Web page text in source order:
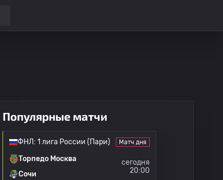
Популярные матчи
ФНЛ: 1 лига России (Пари) Матч дня
Торпедо Москва
Сочи
сегодня
20:00